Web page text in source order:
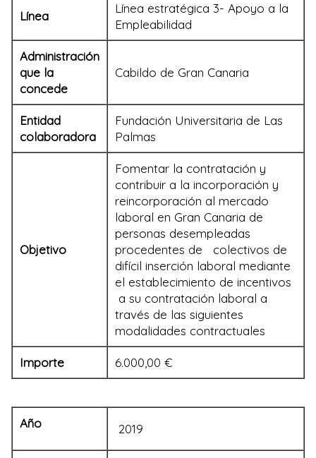
Línea
Línea estratégica 3- Apoyo a la
Empleabilidad
Administración
que la
concede
Cabildo de Gran Canaria
Entidad
colaboradora
Fundación Universitaria de Las
Palmas
Objetivo
Fomentar la contratación y
contribuir a la incorporación y
reincorporación al mercado
laboral en Gran Canaria de
personas desempleadas
procedentes de colectivos de
difícil inserción laboral mediante
el establecimiento de incentivos
a su contratación laboral a
través de las siguientes
modalidades contractuales
Importe 6.000,00 €
Año 2019